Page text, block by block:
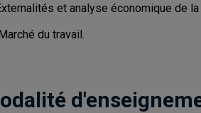
et analyse économique de
du travail.